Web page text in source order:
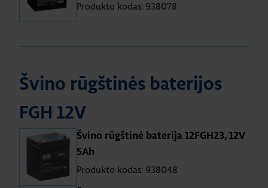
Produkto kodas: 938078
Švino rūgštinės baterijos
FGH 12V
Švino rūgštinė baterija 12FGH23, 12V
5Ah
Produkto kodas: 938048